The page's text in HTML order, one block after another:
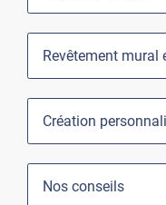
Revêtement mural
Création
Nos conseils